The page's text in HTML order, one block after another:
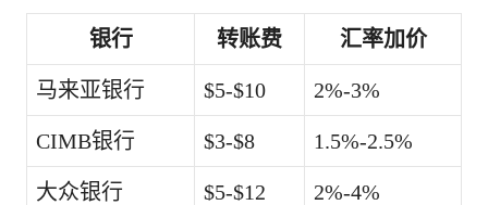
银行 转账费 汇率加价
马来亚银行 $5-$10 2%-3%
CIMB银行 $3-$8 1.5%-2.5%
大众银行 $5-$12 2%-4%